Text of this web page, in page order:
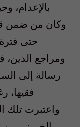
بالإعدام،
وكان من ضمن
حتى
ومراجع الدين،
رسالة إلى
فقيها،
واعتبرت تلك